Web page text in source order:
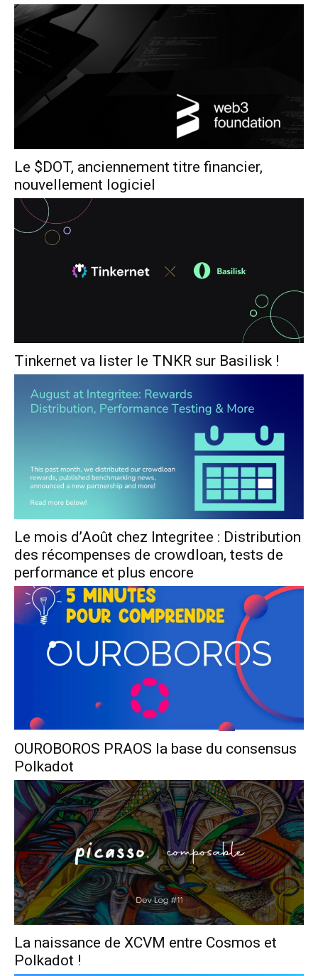
Le $DOT, anciennement titre financier,
nouvellement logiciel
Tinkernet va lister le TNKR sur Basilisk !
Le mois d’Août chez Integritee : Distribution
des récompenses de crowdloan, tests de
performance et plus encore
OUROBOROS PRAOS la base du consensus
Polkadot
La naissance de XCVM entre Cosmos et
Polkadot !